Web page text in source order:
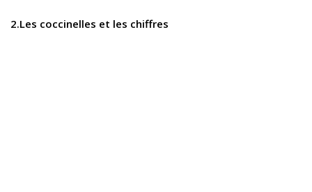
2.Les coccinelles et les chiffres